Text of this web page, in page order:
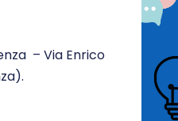
– Via Enrico